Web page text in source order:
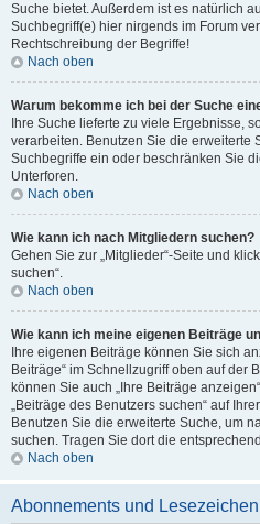
Suche bietet. Außerdem ist es natürlich
Suchbegriff(e) hier nirgends im Forum
Rechtschreibung der Begriffe!
Nach oben
Warum bekomme ich bei der Suche
Ihre Suche lieferte zu viele Ergebnisse,
verarbeiten. Benutzen Sie die erweiterte
Suchbegriffe ein oder beschränken Sie
Unterforen.
Nach oben
Wie kann ich nach Mitgliedern suchen?
Gehen Sie zur „Mitglieder“-Seite und
suchen“.
Nach oben
Wie kann ich meine eigenen Beiträge
Ihre eigenen Beiträge können Sie sich
Beiträge“ im Schnellzugriff oben auf der
können Sie auch „Ihre Beiträge
„Beiträge des Benutzers suchen“ auf
Benutzen Sie die erweiterte Suche, um
suchen. Tragen Sie dort die
Nach oben
Abonnements und Lesezeichen